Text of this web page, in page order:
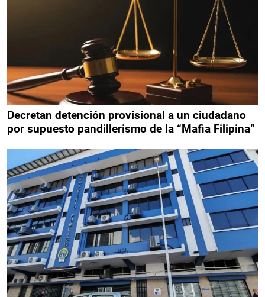
Decretan detención provisional a un ciudadano
por supuesto pandillerismo de la “Mafia Filipina”